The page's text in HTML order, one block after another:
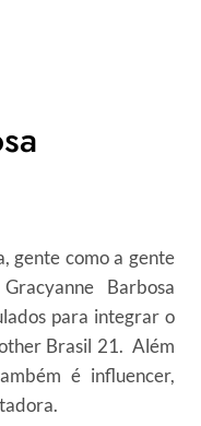
gente como a gente
Barbosa
para integrar o
Brasil 21. Além
é influencer,